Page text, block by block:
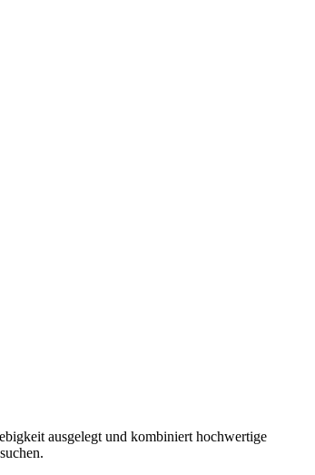
ausgelegt und kombiniert hochwertige